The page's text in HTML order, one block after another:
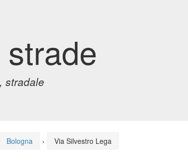
stradale
Bologna › Via Silvestro Lega